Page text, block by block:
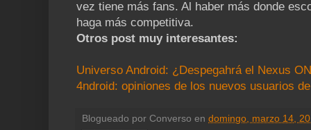
vez tiene más fans. Al haber más donde
haga más competitiva.
Otros post muy interesantes:
Universo Android: ¿Despegahrá el Nexus
4ndroid: opiniones de los nuevos usuarios
Blogueado por Converso en domingo, marzo 14,